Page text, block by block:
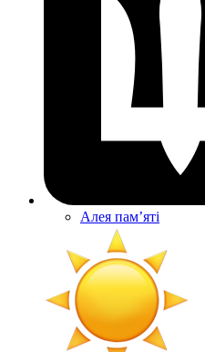
Алея памʼяті